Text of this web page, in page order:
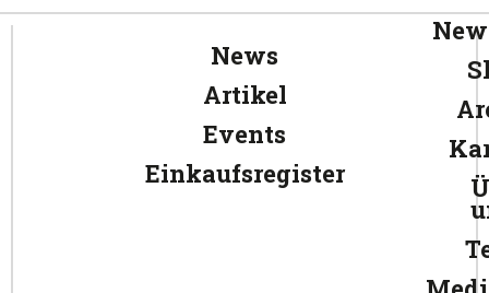
News
Artikel
Events
Einkaufsregister